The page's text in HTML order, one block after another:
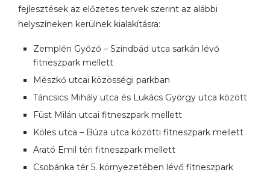
fejlesztések az előzetes tervek szerint az alábbi
helyszíneken kerülnek kialakításra:
Zemplén Győző – Szindbád utca sarkán lévő
fitneszpark mellett
Mészkő utcai közösségi parkban
Táncsics Mihály utca és Lukács György utca között
Füst Milán utcai fitneszpark mellett
Köles utca – Búza utca közötti fitneszpark mellett
Arató Emil téri fitneszpark mellett
Csobánka tér 5. környezetében lévő fitneszpark